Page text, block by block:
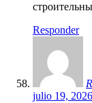
Responder
julio 19,